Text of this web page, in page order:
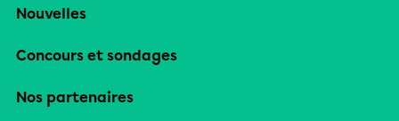
Nouvelles
Concours et sondages
Nos partenaires